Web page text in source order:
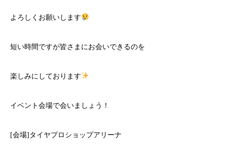
よろしくお願いします
短い時間ですが皆さまにお会いできるのを
楽しみにしております
イベント会場で会いましょう！
[会場]タイヤプロショップアリーナ